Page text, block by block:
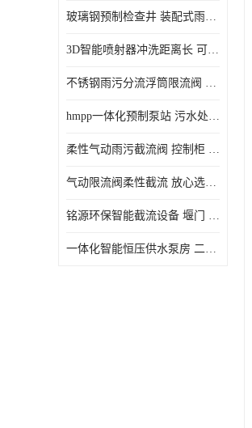
玻璃钢预制检查井 装配式雨水污水井 初期弃流井 源头厂家
3D智能喷射器冲洗距离长 可270度旋转 高强度水压远距离喷洗
不锈钢雨污分流浮筒限流阀 DN150-DN1000 品质可信
hmpp一体化预制泵站 污水处理系统 乡镇学校市政排水 厂家供应
柔性气动雨污截流阀 控制柜 远程控制安全性高检修方便
气动限流阀柔性截流 放心选购 控源截污铭源环保
铭源环保智能截流设备 堰门 铸铁调节闸门作用 源头商家 可定制
一体化智能恒压供水泵房 二次加压供水设备户外智慧泵房